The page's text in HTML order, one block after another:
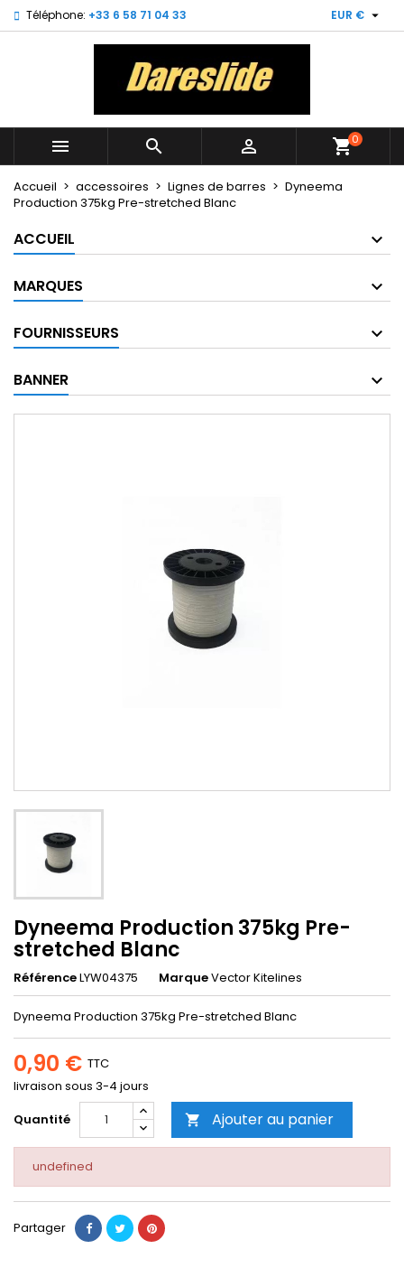
Téléphone: +33 6 58 71 04 33 EUR € 
   shopping_cart0
Accueil accessoires Lignes de barres
Dyneema
Production 375kg Pre-stretched Blanc
ACCUEIL
MARQUES
FOURNISSEURS
BANNER
Dyneema Production 375kg Pre-
stretched Blanc
RéférenceLYW04375 MarqueVector Kitelines
Dyneema Production 375kg Pre-stretched Blanc
0,90 € TTC
livraison sous 3-4 jours
Quantité
 Ajouter au panier
undefined
Partager
My wishlists ×
((title)) ×
Connexion ×
Vous devez être connecté pour ajouter des produits
((cancelText)) ((loginText))